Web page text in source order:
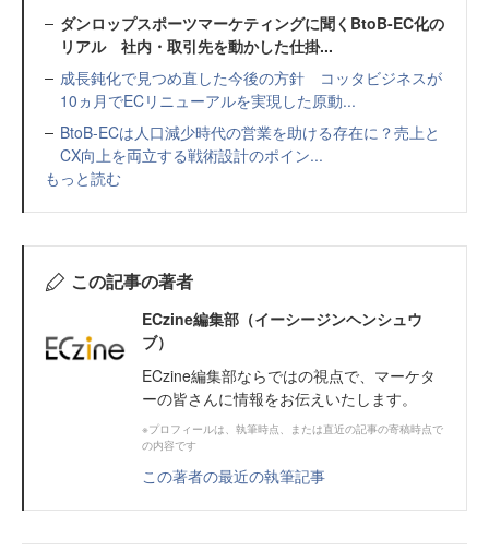
ダンロップスポーツマーケティングに聞くBtoB-EC化の
リアル 社内・取引先を動かした仕掛...
成長鈍化で見つめ直した今後の方針 コッタビジネスが
10ヵ月でECリニューアルを実現した原動...
BtoB-ECは人口減少時代の営業を助ける存在に？売上と
CX向上を両立する戦術設計のポイン...
もっと読む
この記事の著者
ECzine編集部（イーシージンヘンシュウ
ブ）
ECzine編集部ならではの視点で、マーケタ
ーの皆さんに情報をお伝えいたします。
※プロフィールは、執筆時点、または直近の記事の寄稿時点で
の内容です
この著者の最近の執筆記事